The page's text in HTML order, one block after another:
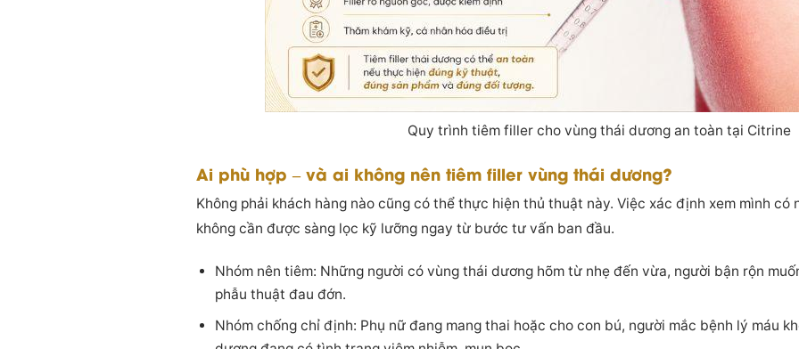
Quy trình tiêm filler cho vùng thái dương an toàn tại Citrine
Ai phù hợp – và ai không nên tiêm filler vùng thái dương?
Không phải khách hàng nào cũng có thể thực hiện thủ thuật này. Việc xác định xem mình
không cần được sàng lọc kỹ lưỡng ngay từ bước tư vấn ban đầu.
Nhóm nên tiêm: Những người có vùng thái dương hõm từ nhẹ đến vừa, người bận rộn
phẫu thuật đau đớn.
Nhóm chống chỉ định: Phụ nữ đang mang thai hoặc cho con bú, người mắc bệnh lý máu